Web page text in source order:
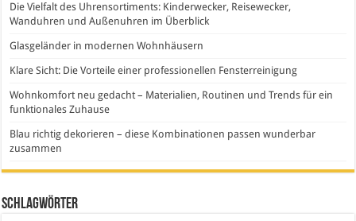
Die Vielfalt des Uhrensortiments: Kinderwecker, Reisewecker,
Wanduhren und Außenuhren im Überblick
Glasgeländer in modernen Wohnhäusern
Klare Sicht: Die Vorteile einer professionellen Fensterreinigung
Wohnkomfort neu gedacht – Materialien, Routinen und Trends für ein
funktionales Zuhause
Blau richtig dekorieren – diese Kombinationen passen wunderbar
zusammen
Schlagwörter